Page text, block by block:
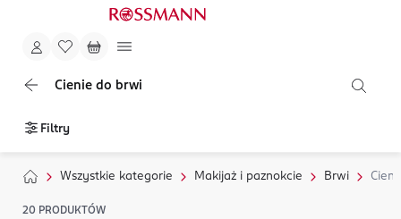
Cienie do brwi
Filtry
Wszystkie kategorie Makijaż i paznokcie Brwi
20 PRODUKTÓW